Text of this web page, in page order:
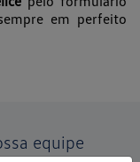
em perfeito
equipe